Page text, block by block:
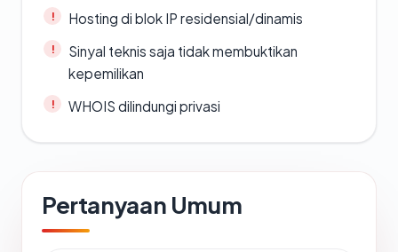
Hosting di blok IP residensial/dinamis
Sinyal teknis saja tidak membuktikan
kepemilikan
WHOIS dilindungi privasi
Pertanyaan Umum